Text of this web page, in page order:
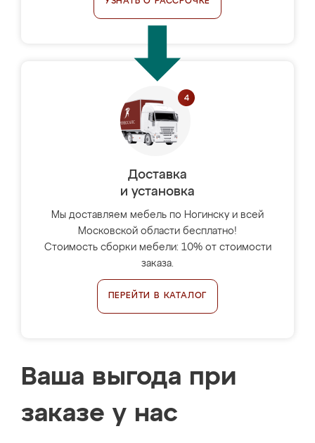
Доставка
и установка
Мы доставляем мебель по Ногинску и всей
Московской области бесплатно!
Стоимость сборки мебели: 10% от стоимости
заказа.
ПЕРЕЙТИ В КАТАЛОГ
Ваша выгода при
заказе у нас